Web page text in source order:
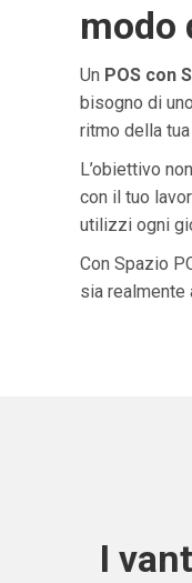
modo
Un POS con
bisogno di
ritmo della
L’obiettivo
con il tuo
utilizzi ogni
Con Spazio
sia realmente
I